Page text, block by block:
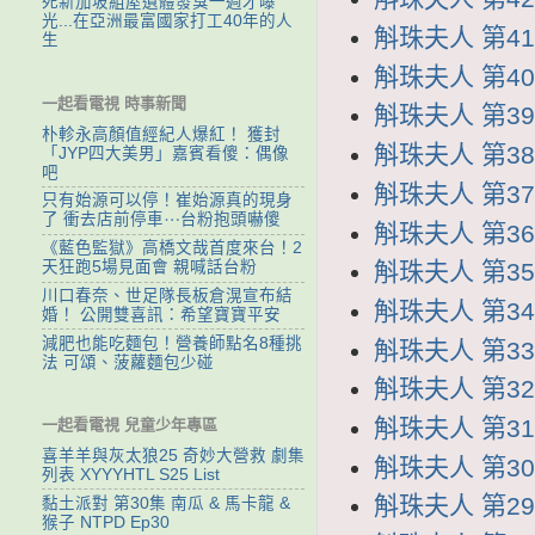
斛珠夫人 第
斛珠夫人 第
斛珠夫人 第
斛珠夫人 第
斛珠夫人 第
斛珠夫人 第
斛珠夫人 第
斛珠夫人 第
斛珠夫人 第
斛珠夫人 第
斛珠夫人 第
斛珠夫人 第
斛珠夫人 第
光...在亞洲最富國家打工40年的人
生
一起看電視 時事新聞
朴軫永高顏值經紀人爆紅！ 獲封
「JYP四大美男」嘉賓看傻：偶像
吧
只有始源可以停！崔始源真的現身
了 衝去店前停車⋯台粉抱頭嚇傻
《藍色監獄》高橋文哉首度來台！2
天狂跑5場見面會 親喊話台粉
川口春奈、世足隊長板倉滉宣布結
婚！ 公開雙喜訊：希望寶寶平安
減肥也能吃麵包！營養師點名8種挑
法 可頌、菠蘿麵包少碰
一起看電視 兒童少年專區
喜羊羊與灰太狼25 奇妙大營救 劇集
列表 XYYYHTL S25 List
黏土派對 第30集 南瓜 & 馬卡龍 &
猴子 NTPD Ep30